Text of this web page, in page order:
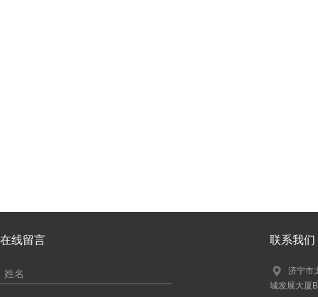
在线留言 联系我们
济宁市
城发展大厦